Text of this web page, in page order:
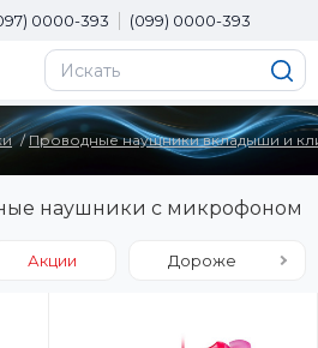
0000-393 (099) 0000-393
Проводные наушники вкладыши и
наушники с микрофоном
Акции Дороже